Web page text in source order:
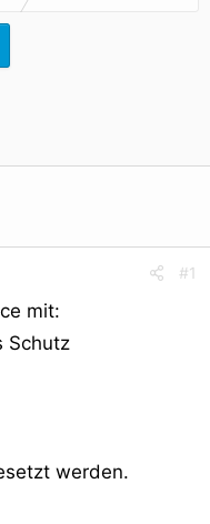
#1
mit:
Schutz
werden.